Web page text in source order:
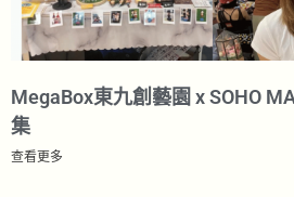
MegaBox東九創藝園 x SOHO
集
查看更多